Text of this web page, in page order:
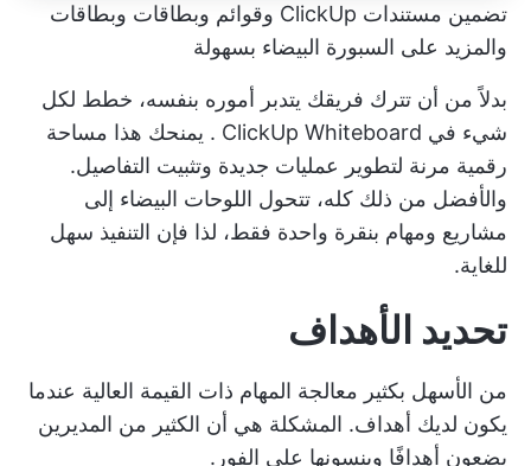
تضمين مستندات ClickUp وقوائم وبطاقات وبطاقات
والمزيد على السبورة البيضاء بسهولة
بدلاً من أن تترك فريقك يتدبر أموره بنفسه، خطط لكل
شيء في ClickUp Whiteboard . يمنحك هذا مساحة
رقمية مرنة لتطوير عمليات جديدة وتثبيت التفاصيل.
والأفضل من ذلك كله، تتحول اللوحات البيضاء إلى
مشاريع ومهام بنقرة واحدة فقط، لذا فإن التنفيذ سهل
للغاية.
تحديد الأهداف
من الأسهل بكثير معالجة المهام ذات القيمة العالية عندما
يكون لديك أهداف. المشكلة هي أن الكثير من المديرين
يضعون أهدافًا وينسونها على الفور.